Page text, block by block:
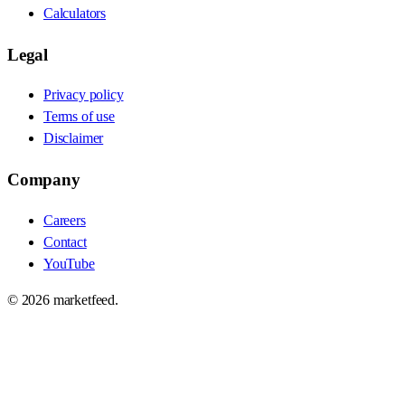
Calculators
Legal
Privacy policy
Terms of use
Disclaimer
Company
Careers
Contact
YouTube
© 2026marketfeed.